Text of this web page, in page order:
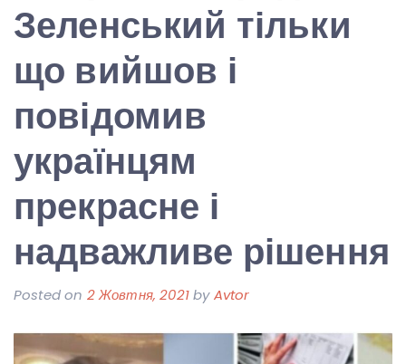
Зеленський тільки
що вийшов і
повідомив
українцям
прекрасне і
надважливе рішення
Posted on 2 Жовтня, 2021byAvtor